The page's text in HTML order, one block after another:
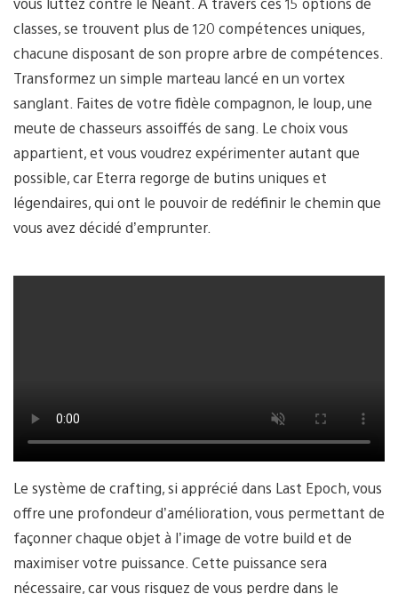
classes, se trouvent plus de 120 compétences uniques,
chacune disposant de son propre arbre de compétences.
Transformez un simple marteau lancé en un vortex
sanglant. Faites de votre fidèle compagnon, le loup, une
meute de chasseurs assoiffés de sang. Le choix vous
appartient, et vous voudrez expérimenter autant que
possible, car Eterra regorge de butins uniques et
légendaires, qui ont le pouvoir de redéfinir le chemin que
vous avez décidé d’emprunter.
Le système de crafting, si apprécié dans Last Epoch, vous
offre une profondeur d’amélioration, vous permettant de
façonner chaque objet à l’image de votre build et de
maximiser votre puissance. Cette puissance sera
nécessaire, car vous risquez de vous perdre dans le